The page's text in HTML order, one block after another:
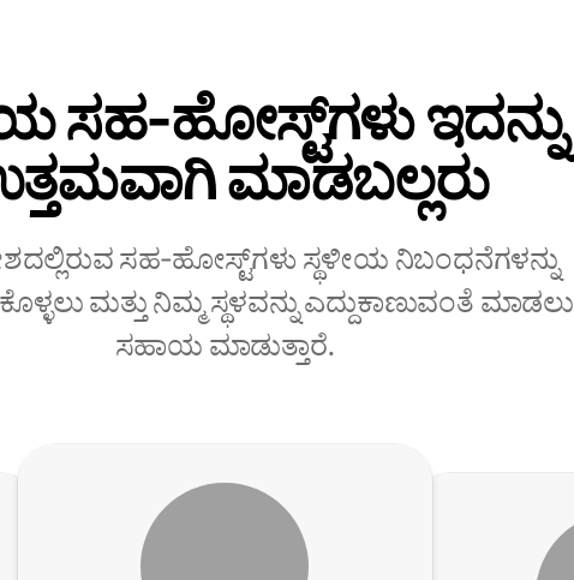
ಸಹ‑ಹೋಸ್ಟ್‌ಗಳು ಇದನ್ನು
ಮಾಡಬಲ್ಲರು
ಸಹ‑ಹೋಸ್ಟ್‌ಗಳು ಸ್ಥಳೀಯ ನಿಬಂಧನೆಗಳನ್ನು
ಮತ್ತು ನಿಮ್ಮ ಸ್ಥಳವನ್ನು ಎದ್ದುಕಾಣುವಂತೆ ಮಾಡಲು
ಸಹಾಯ ಮಾಡುತ್ತಾರೆ.